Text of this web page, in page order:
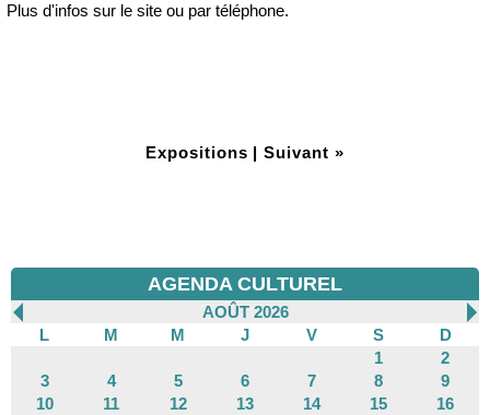
Plus d'infos sur le site ou par téléphone.
Expositions | Suivant »
AGENDA CULTUREL
AOÛT 2026
L
M M J V S
D
1
2
3
4 5 6 7 8
9
10
11 12 13 14 15
16